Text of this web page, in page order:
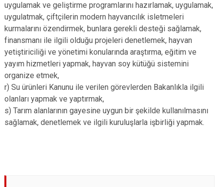
uygulamak ve geliştirme programlarını hazırlamak, uygulamak,
uygulatmak, çiftçilerin modern hayvancılık isletmeleri
kurmalarını özendirmek, bunlara gerekli desteği sağlamak,
finansmanı ile ilgili olduğu projeleri denetlemek, hayvan
yetiştiriciliği ve yönetimi konularında araştırma, eğitim ve
yayım hizmetleri yapmak, hayvan soy kütüğü sistemini
organize etmek,
r) Su ürünleri Kanunu ile verilen görevlerden Bakanlıkla ilgili
olanları yapmak ve yaptırmak,
s) Tarım alanlarının gayesine uygun bir şekilde kullanılmasını
sağlamak, denetlemek ve ilgili kuruluşlarla işbirliği yapmak.